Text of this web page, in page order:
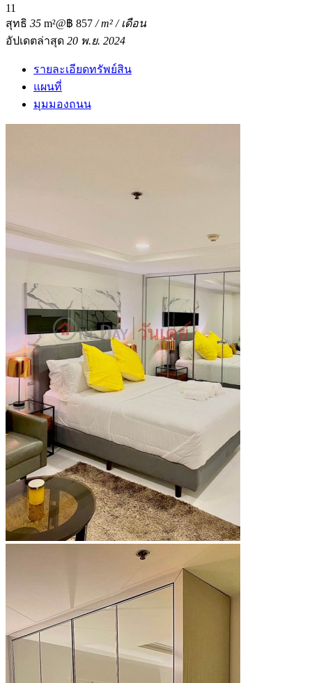
11
สุทธิ 35 m²@฿ 857 / m² / เดือน
อัปเดตล่าสุด 20 พ.ย. 2024
รายละเอียดทรัพย์สิน
แผนที่
มุมมองถนน